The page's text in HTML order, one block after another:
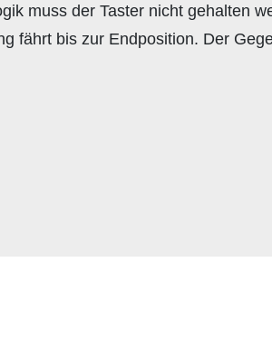
muss der Taster nicht gehalten
fährt bis zur Endposition. Der